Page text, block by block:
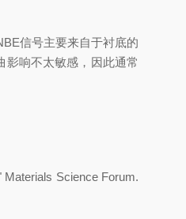
NBE信号主要来自于衬底的
响不太敏感，因此通常
Science Forum.